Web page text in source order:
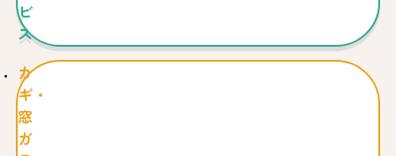
ビ
ス
カ
ギ・
窓
ガ